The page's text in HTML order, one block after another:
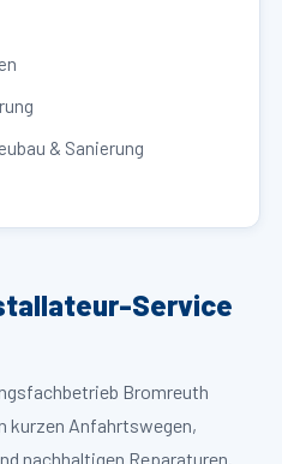
& Sanierung
Service
Bromreuth
kurzen Anfahrtswegen,
nachhaltigen Reparaturen.